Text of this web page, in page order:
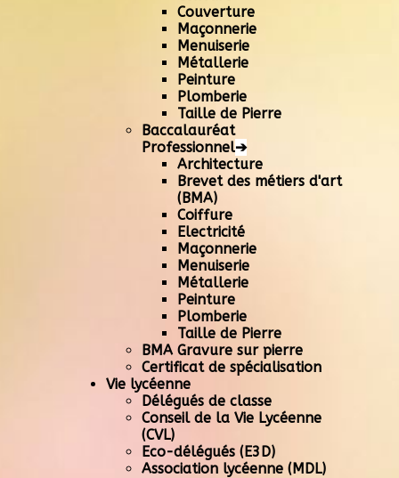
Couverture
Maçonnerie
Menuiserie
Métallerie
Peinture
Plomberie
Taille de Pierre
Baccalauréat
Professionnel➔
Architecture
Brevet des métiers d'art
(BMA)
Coiffure
Electricité
Maçonnerie
Menuiserie
Métallerie
Peinture
Plomberie
Taille de Pierre
BMA Gravure sur pierre
Certificat de spécialisation
Vie lycéenne
Délégués de classe
Conseil de la Vie Lycéenne
(CVL)
Eco-délégués (E3D)
Association lycéenne (MDL)